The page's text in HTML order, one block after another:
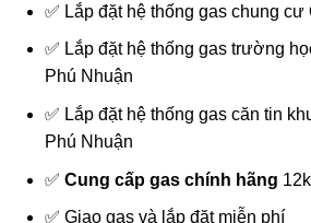
✅ Lắp đặt hệ thống gas chung cư
✅ Lắp đặt hệ thống gas trường
Phú Nhuận
✅ Lắp đặt hệ thống gas căn tin
Phú Nhuận
✅ Cung cấp gas chính hãng
✅ Giao gas và lắp đặt miễn phí